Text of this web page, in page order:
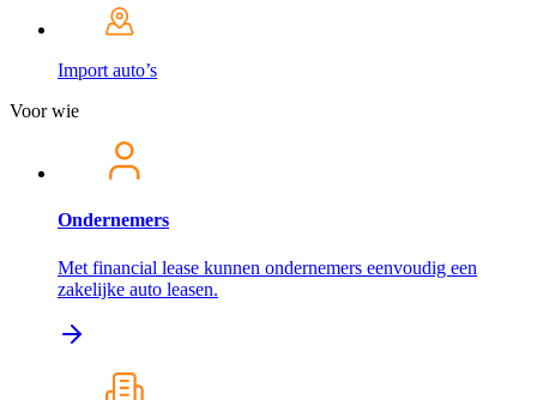
Import auto’s
Voor wie
Ondernemers
Met financial lease kunnen ondernemers eenvoudig een
zakelijke auto leasen.